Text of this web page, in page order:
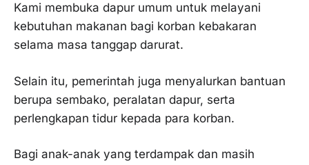
Kami membuka dapur umum untuk melayani
kebutuhan makanan bagi korban kebakaran
selama masa tanggap darurat.
Selain itu, pemerintah juga menyalurkan bantuan
berupa sembako, peralatan dapur, serta
perlengkapan tidur kepada para korban.
Bagi anak-anak yang terdampak dan masih